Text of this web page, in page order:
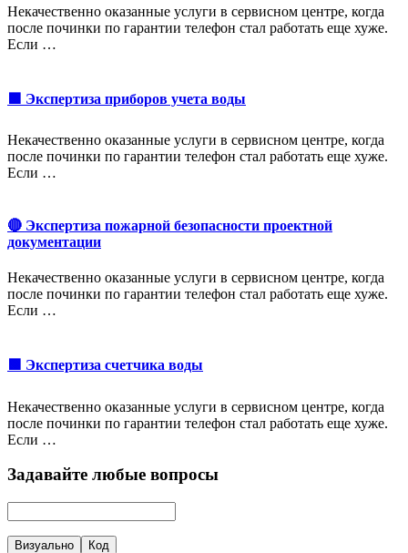
Некачественно оказанные услуги в сервисном центре, когда
после починки по гарантии телефон стал работать еще хуже.
Если …
🟩 Экспертиза приборов учета воды
Некачественно оказанные услуги в сервисном центре, когда
после починки по гарантии телефон стал работать еще хуже.
Если …
🔴 Экспертиза пожарной безопасности проектной
документации
Некачественно оказанные услуги в сервисном центре, когда
после починки по гарантии телефон стал работать еще хуже.
Если …
🟩 Экспертиза счетчика воды
Некачественно оказанные услуги в сервисном центре, когда
после починки по гарантии телефон стал работать еще хуже.
Если …
Задавайте любые вопросы
Визуально Код